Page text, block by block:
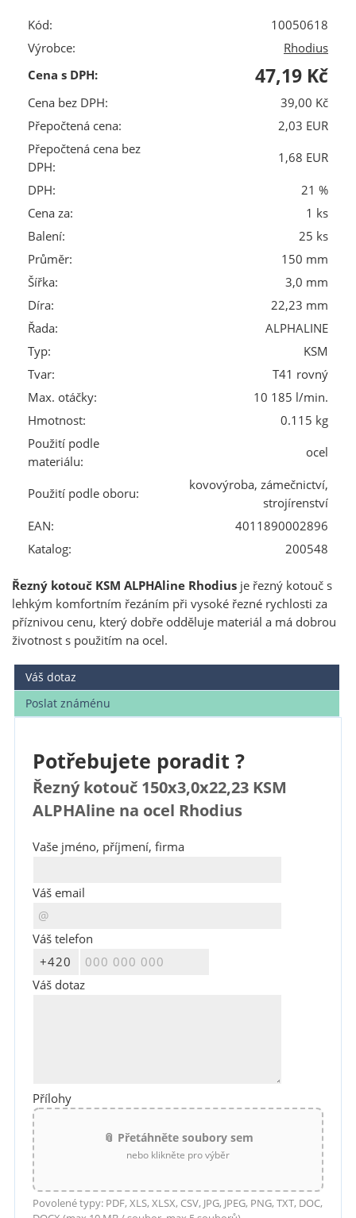
Kód:
10050618
Výrobce:
Rhodius
Cena s DPH:
47,19 Kč
Cena bez DPH:
39,00 Kč
Přepočtená cena:
2,03 EUR
Přepočtená cena bez
DPH:
1,68 EUR
DPH:
21 %
Cena za:
1 ks
Balení:
25 ks
Průměr:
150 mm
Šířka:
3,0 mm
Díra:
22,23 mm
Řada:
ALPHALINE
Typ:
KSM
Tvar:
T41 rovný
Max. otáčky:
10 185 l/min.
Hmotnost:
0.115 kg
Použití podle
materiálu:
ocel
Použití podle oboru:
kovovýroba, zámečnictví,
strojírenství
EAN:
4011890002896
Katalog:
200548
Řezný kotouč KSM ALPHAline Rhodius je řezný kotouč s
lehkým komfortním řezáním při vysoké řezné rychlosti za
příznivou cenu, který dobře odděluje materiál a má dobrou
životnost s použitím na ocel.
Váš dotaz
Poslat známénu
Potřebujete poradit ?
Řezný kotouč 150x3,0x22,23 KSM
ALPHAline na ocel Rhodius
Vaše jméno, příjmení, firma
Váš email
Váš telefon
Váš dotaz
Přílohy
📎 Přetáhněte soubory sem
nebo klikněte pro výběr
Povolené typy: PDF, XLS, XLSX, CSV, JPG, JPEG, PNG, TXT, DOC,